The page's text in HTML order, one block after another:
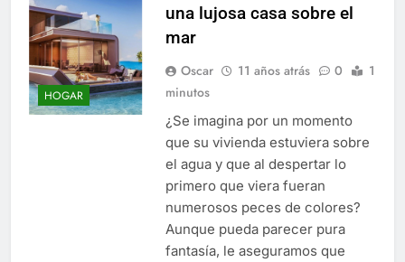
HOGAR
una lujosa casa sobre el
mar
Oscar 11 años atrás 0
1
minutos
¿Se imagina por un momento
que su vivienda estuviera sobre
el agua y que al despertar lo
primero que viera fueran
numerosos peces de colores?
Aunque pueda parecer pura
fantasía, le aseguramos que